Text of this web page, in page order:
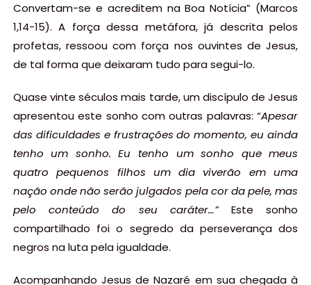
Convertam-se e acreditem na Boa Notícia” (Marcos
1,14-15). A força dessa metáfora, já descrita pelos
profetas, ressoou com força nos ouvintes de Jesus,
de tal forma que deixaram tudo para segui-lo.
Quase vinte séculos mais tarde, um discípulo de Jesus
apresentou este sonho com outras palavras: “Apesar
das dificuldades e frustrações do momento, eu ainda
tenho um sonho. Eu tenho um sonho que meus
quatro pequenos filhos um dia viverão em uma
nação onde não serão julgados pela cor da pele, mas
pelo conteúdo do seu caráter…”Este sonho
compartilhado foi o segredo da perseverança dos
negros na luta pela igualdade.
Acompanhando Jesus de Nazaré em sua chegada à